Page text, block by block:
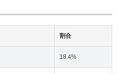
割合
18.4%